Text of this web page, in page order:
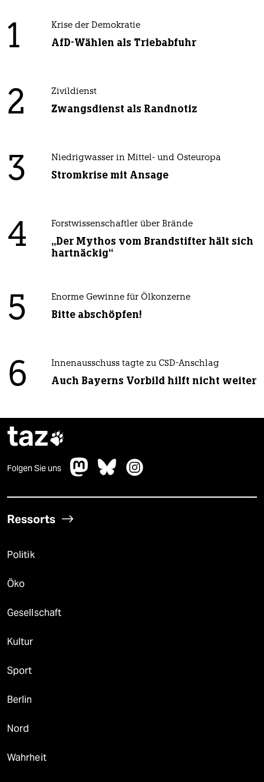
1 Krise der Demokratie
AfD-Wählen als Triebabfuhr
2 Zivildienst
Zwangsdienst als Randnotiz
3 Niedrigwasser in Mittel- und Osteuropa
Stromkrise mit Ansage
4 Forstwissenschaftler über Brände
„Der Mythos vom Brandstifter hält sich
hartnäckig“
5 Enorme Gewinne für Ölkonzerne
Bitte abschöpfen!
6 Innenausschuss tagte zu CSD-Anschlag
Auch Bayerns Vorbild hilft nicht weiter
taz
Folgen Sie uns
Ressorts
Politik
Öko
Gesellschaft
Kultur
Sport
Berlin
Nord
Wahrheit